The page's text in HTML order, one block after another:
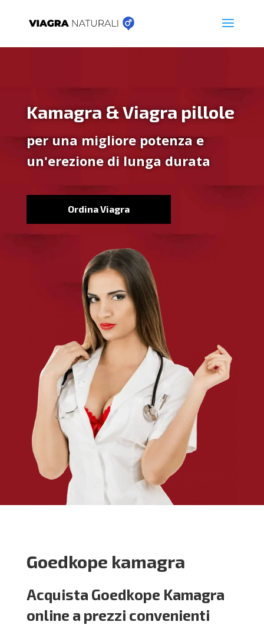
Kamagra & Viagra pillole
per una migliore potenza e
un'erezione di lunga durata
Ordina Viagra
Goedkope kamagra
Acquista Goedkope Kamagra
online a prezzi convenienti